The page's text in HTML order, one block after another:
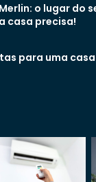
o lugar do
casa precisa!
para uma